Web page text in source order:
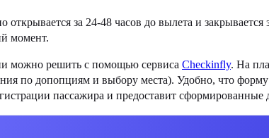
за 24-48 часов до вылета и
момент.
можно решить с помощью сервиса Checkinfly. На
по допопциям и выбору места). Удобно, что
пассажира и предоставит